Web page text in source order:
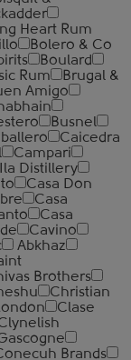
Heart Rum
Bolero & Co
Boulard
Rum
Brugal &
Amigo
Busnel
Caicedra
Campari
Distillery
Casa Don
Casa
Casa
Cavino
Abkhaz
Brothers
Christian
Clase
Brands